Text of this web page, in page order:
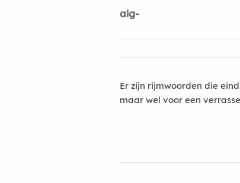
alg-
Er zijn rijmwoorden die
maar wel voor een